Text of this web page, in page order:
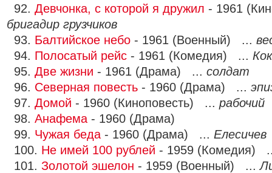
92. Девчонка, с которой я дружил - 1961
бригадир грузчиков
93. Балтийское небо - 1961 (Военный) ...
94. Полосатый рейс - 1961 (Комедия) ... Кок
95. Две жизни - 1961 (Драма) ... солдат
96. Северная повесть - 1960 (Драма) ...
97. Домой - 1960 (Киноповесть) ... рабочий
98. Анафема - 1960 (Драма)
99. Чужая беда - 1960 (Драма) ... Елесичев
100. Не имей 100 рублей - 1959 (Комедия)
101. Золотой эшелон - 1959 (Военный) ...